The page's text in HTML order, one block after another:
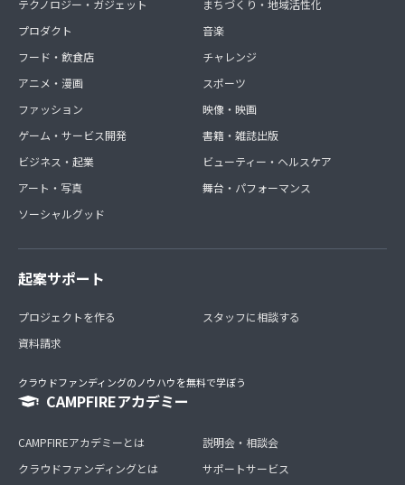
テクノロジー・ガジェット
プロダクト
フード・飲食店
アニメ・漫画
ファッション
ゲーム・サービス開発
ビジネス・起業
アート・写真
ソーシャルグッド
まちづくり・地域活性化
音楽
チャレンジ
スポーツ
映像・映画
書籍・雑誌出版
ビューティー・ヘルスケア
舞台・パフォーマンス
起案サポート
プロジェクトを作る
資料請求
スタッフに相談する
クラウドファンディングのノウハウを無料で学ぼう
CAMPFIREアカデミー
CAMPFIREアカデミーとは
クラウドファンディングとは
説明会・相談会
サポートサービス